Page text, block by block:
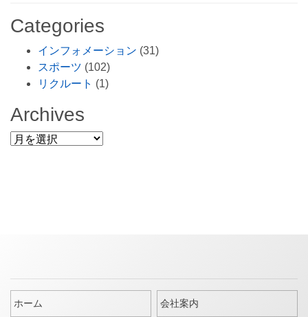
Categories
インフォメーション (31)
スポーツ (102)
リクルート (1)
Archives
Archives
ホーム 会社案内